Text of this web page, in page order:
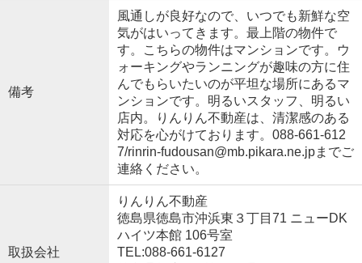
備考
風通しが良好なので、いつでも新鮮な空
気がはいってきます。最上階の物件で
す。こちらの物件はマンションです。ウ
ォーキングやランニングが趣味の方に住
んでもらいたいのが平坦な場所にあるマ
ンションです。明るいスタッフ、明るい
店内。りんりん不動産は、清潔感のある
対応を心がけております。088-661-612
7/rinrin-fudousan@mb.pikara.ne.jpまでご
連絡ください。
取扱会社
りんりん不動産
徳島県徳島市沖浜東３丁目71 ニューDK
ハイツ本館 106号室
TEL:088-661-6127